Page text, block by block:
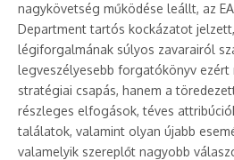
nagykövetség működése leállt, az
Department tartós kockázatot
légiforgalmának súlyos zavarairól
legveszélyesebb forgatókönyv
stratégiai csapás, hanem a
részleges elfogások, téves
találatok, valamint olyan újabb
valamelyik szereplőt nagyobb